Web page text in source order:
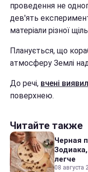
проведення не
дев'ять
матеріали різної
Планується, що
атмосферу Землі
До речі, вчені
поверхнею.
Читайте также
Черная
легче
08 августа